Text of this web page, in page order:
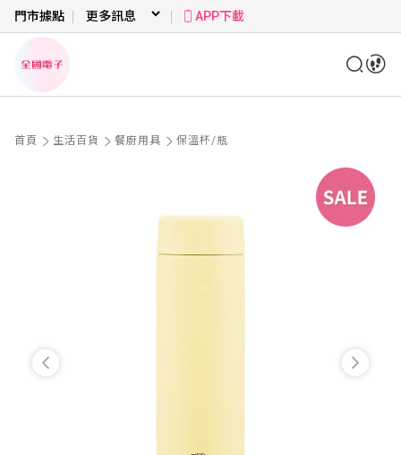
門市據點 APP下載
首頁 生活百貨 餐廚用具 保溫杯/瓶